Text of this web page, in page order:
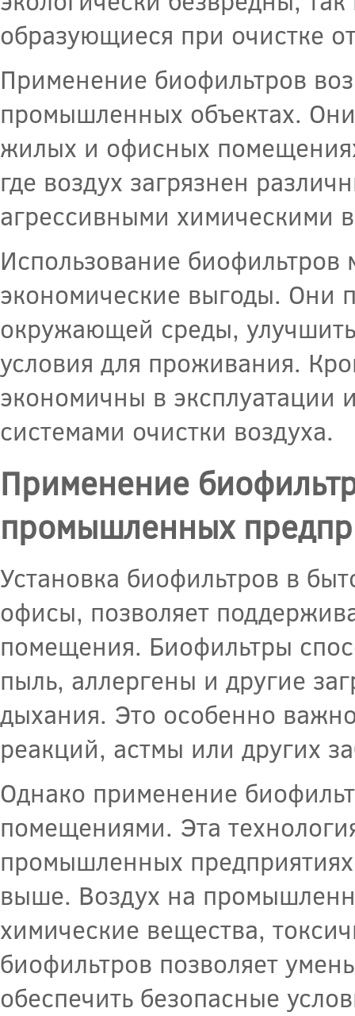
образующиеся при очистке
Применение биофильтров
промышленных объектах.
жилых и офисных
где воздух загрязнен
агрессивными химическими
Использование биофильтров
экономические выгоды. Они
окружающей среды,
условия для проживания.
экономичны в эксплуатации
системами очистки воздуха.
Применение
промышленных
Установка биофильтров в
офисы, позволяет
помещения. Биофильтры
пыль, аллергены и другие
дыхания. Это особенно
реакций, астмы или других
Однако применение
помещениями. Эта
промышленных
выше. Воздух на
химические вещества,
биофильтров позволяет
обеспечить безопасные